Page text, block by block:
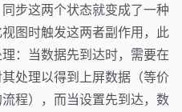
步这两个状态就变成了一种
图时触发这两者副作用，此
：当数据先到达时，需要在
处理以得到上屏数据（等价
程），而当设置先到达，数